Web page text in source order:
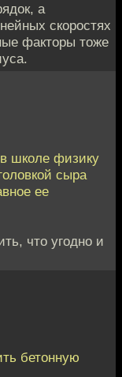
а
скоростях
факторы тоже
школе физику
сыра
ее
что угодно и
бетонную